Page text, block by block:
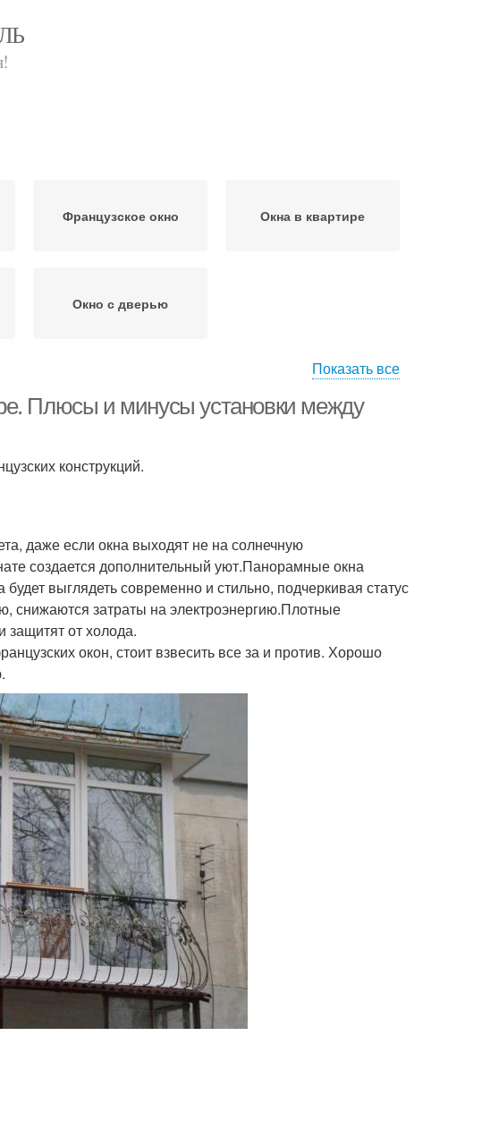
Французское окно Окна в квартире
Окно с дверью
Показать все
Плюсы и минусы установки между
конструкций.
даже если окна выходят не на солнечную
создается дополнительный уют.Панорамные окна
выглядеть современно и стильно, подчеркивая статус
снижаются затраты на электроэнергию.Плотные
защитят от холода.
окон, стоит взвесить все за и против. Хорошо